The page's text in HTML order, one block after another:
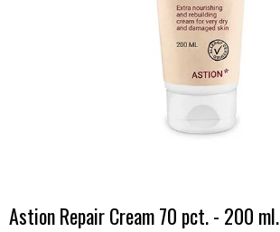
Astion Repair Cream 70 pct. - 200 ml.